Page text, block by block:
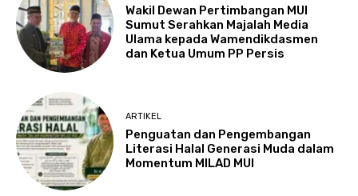
Wakil Dewan Pertimbangan MUI
Sumut Serahkan Majalah Media
Ulama kepada Wamendikdasmen
dan Ketua Umum PP Persis
ARTIKEL
Penguatan dan Pengembangan
Literasi Halal Generasi Muda dalam
Momentum MILAD MUI